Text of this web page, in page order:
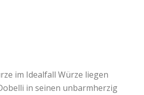
im Idealfall Würze liegen
in seinen unbarmherzig